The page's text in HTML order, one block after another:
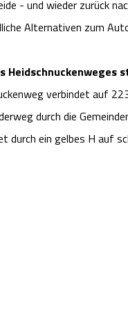
- und wieder zurück
Alternativen zum
Heidschnuckenweges
verbindet auf
durch die
durch ein gelbes H auf